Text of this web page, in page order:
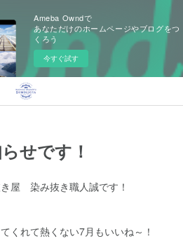
Ameba Owndで
あなただけのホームページやブログをつ
くろう
今すぐ試す
せです！
屋 染み抜き職人誠です！
くれて熱くない7月もいいね～！